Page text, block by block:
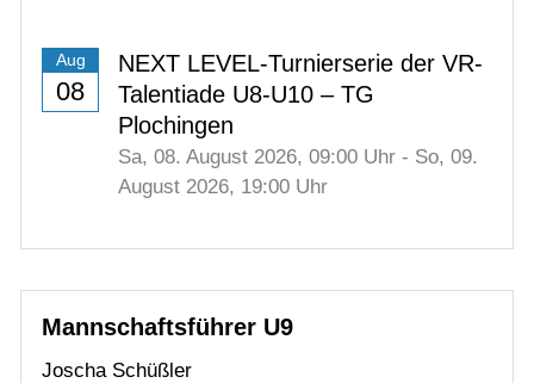
Aug
08
NEXT LEVEL-Turnierserie der VR-
Talentiade U8-U10 – TG
Plochingen
Sa, 08. August 2026, 09:00 Uhr - So, 09.
August 2026, 19:00 Uhr
Mannschaftsführer U9
Joscha Schüßler